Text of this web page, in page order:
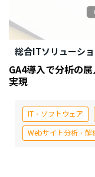
総合ITソリューシ
GA4導入で分析の
実現
IT・ソフトウェア
Webサイト分析・解